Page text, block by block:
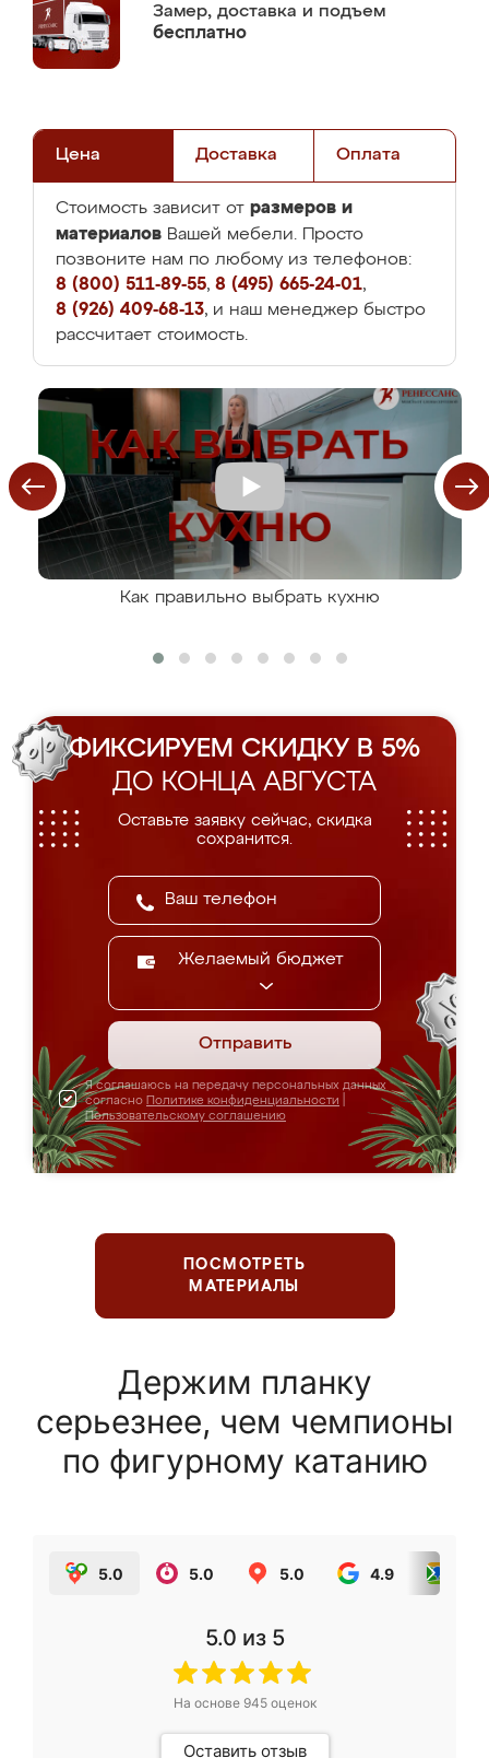
Замер, доставка и подъем
бесплатно
Цена Доставка Оплата
Стоимость зависит от размеров и
материалов Вашей мебели. Просто
позвоните нам по любому из телефонов:
8 (800) 511-89-55, 8 (495) 665-24-01,
8 (926) 409-68-13, и наш менеджер быстро
рассчитает стоимость.
Как правильно выбрать кухню
ФИКСИРУЕМ СКИДКУ В 5%
ДО КОНЦА АВГУСТА
Оставьте заявку сейчас, скидка
сохранится.
Желаемый бюджет
Отправить
Я соглашаюсь на передачу персональных данных
согласно Политике конфиденциальности
Пользовательскому соглашению
ПОСМОТРЕТЬ
МАТЕРИАЛЫ
Держим планку
серьезнее, чем чемпионы
по фигурному катанию
5.0 5.0 5.0 4.9
5.0 из 5
На основе 945оценок
Оставить отзыв